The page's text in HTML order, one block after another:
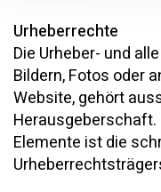
Urheberrechte
Die Urheber- und
Bildern, Fotos oder
Website, gehört
Herausgeberschaft.
Elemente ist die